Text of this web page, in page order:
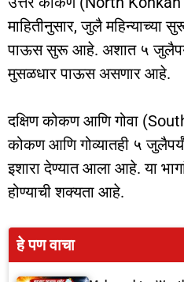
माहितीनुसार, जुलै महिन्याच्या
पाऊस सुरू आहे. अशात ५
मुसळधार पाऊस असणार आहे.
दक्षिण कोकण आणि गोवा
कोकण आणि गोव्यातही ५
इशारा देण्यात आला आहे. या
होण्याची शक्यता आहे.
हे पण वाचा